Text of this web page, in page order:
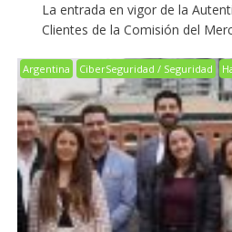
La entrada en vigor de la
Clientes de la Comisión del
Argentina CiberSeguridad / Seguridad